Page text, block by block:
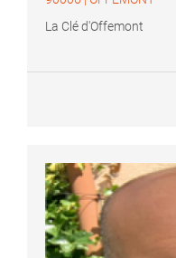
La Clé d'Offemont